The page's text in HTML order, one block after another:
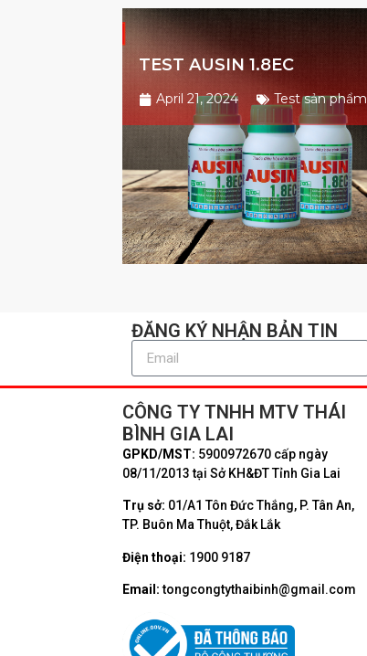
TEST AUSIN 1.8EC
April 21, 2024 Test sản phẩm
ĐĂNG KÝ NHẬN BẢN TIN
CÔNG TY TNHH MTV THÁI
BÌNH GIA LAI
GPKD/MST: 5900972670 cấp ngày
08/11/2013 tại Sở KH&ĐT Tỉnh Gia Lai
Trụ sở: 01/A1 Tôn Đức Thắng, P. Tân An,
TP. Buôn Ma Thuột, Đắk Lắk
Điện thoại: 1900 9187
Email:tongcongtythaibinh@gmail.com